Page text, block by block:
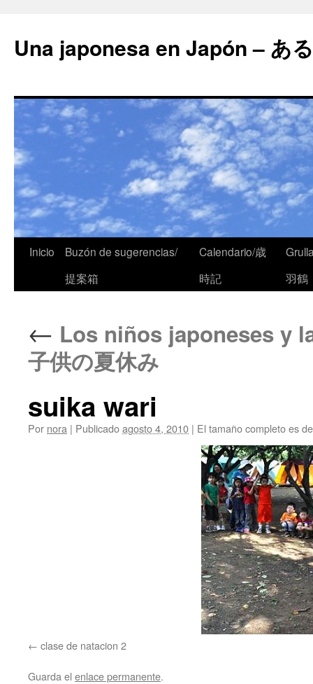
Una japonesa en Japón – あ
Inicio
Buzón de sugerencias/
提案箱
Calendario/歳
時記
羽鶴
← Los niños japoneses y
子供の夏休み
suika wari
Por nora | Publicadoagosto 4, 2010 | El tamaño completo es
clase de natacion 2
Guarda el enlace permanente.